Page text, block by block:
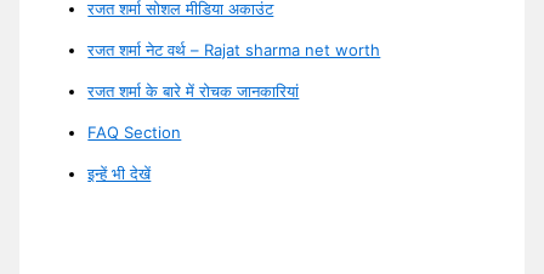
रजत शर्मा सोशल मीडिया अकाउंट
रजत शर्मा नेट वर्थ – Rajat sharma net worth
रजत शर्मा के बारे में रोचक जानकारियां
FAQ Section
इन्हें भी देखें